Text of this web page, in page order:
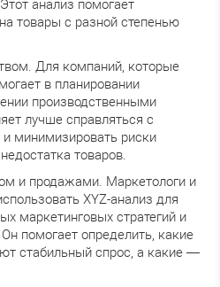
анализ помогает
товары с разной степенью
Для компаний, которые
в планировании
производственными
лучше справляться с
минимизировать риски
товаров.
и продажами. Маркетологи и
XYZ-анализ для
маркетинговых стратегий и
помогает определить, какие
стабильный спрос, а какие —